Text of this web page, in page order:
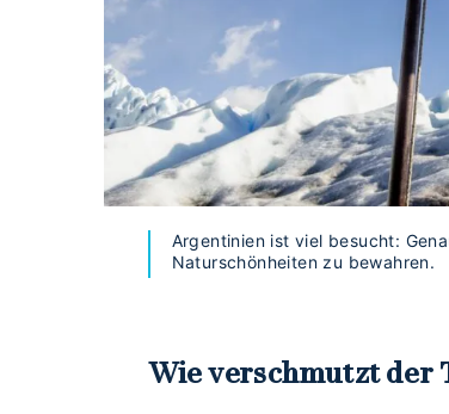
Argentinien ist viel besucht:
Naturschönheiten zu bewahren.
Wie verschmutzt der